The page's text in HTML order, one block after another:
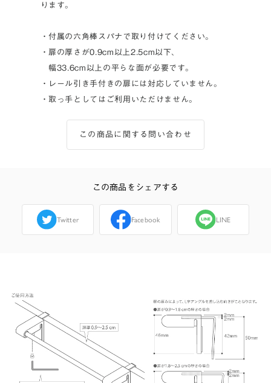
ります。
・付属の六角棒スパナで取り付けてください。
・扉の厚さが0.9cm以上2.5cm以下、
幅33.6cm以上の平らな面が必要です。
・レール引き手付きの扉には対応していません。
・取っ手としてはご利用いただけません。
この商品に関する問い合わせ
この商品をシェアする
Twitter Facebook LINE